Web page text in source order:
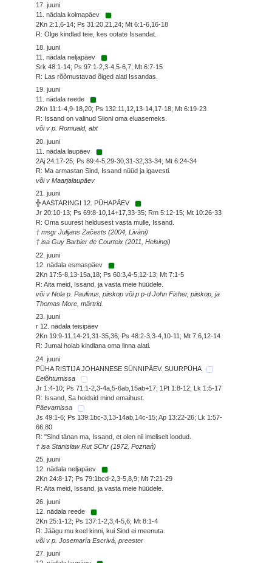
17. juuni
11. nädala kolmapäev
2Kn 2:1,6-14; Ps 31:20,21,24; Mt 6:1-6,16-18
R: Olge kindlad teie, kes ootate Issandat.
18. juuni
11. nädala neljapäev
Srk 48:1-14; Ps 97:1-2,3-4,5-6,7; Mt 6:7-15
R: Las rõõmustavad õiged alati Issandas.
19. juuni
11. nädala reede
2Kn 11:1-4,9-18,20; Ps 132:11,12,13-14,17-18; Mt 6:19-23
R: Issand on valinud Siioni oma eluasemeks.
või v p. Romuald, abt
20. juuni
11. nädala laupäev
2Aj 24:17-25; Ps 89:4-5,29-30,31-32,33-34; Mt 6:24-34
R: Ma armastan Sind, Issand nüüd ja igavesti.
või v Maarjalaupäev
21. juuni
╬ AASTARINGI 12. PÜHAPÄEV
Jr 20:10-13; Ps 69:8-10,14+17,33-35; Rm 5:12-15; Mt 10:26-33
R: Oma suurest heldusest vasta mulle, Issand.
† msgr Julijans Začests (2004, Līvāni)
† isa Guy Barbier de Courteix (2011, Helsingi)
22. juuni
12. nädala esmaspäev
2Kn 17:5-8,13-15a,18; Ps 60:3,4-5,12-13; Mt 7:1-5
R: Aita meid, Issand, ja vasta meie hüüdele.
või v Nola p. Paulinus, piiskop või p p-d John Fisher, piiskop, ja
Thomas More, märtrid.
23. juuni
r 12. nädala teisipäev
2Kn 19:9-11,14-21,31-35,36; Ps 48:2-3,3-4,10-11; Mt 7:6,12-14
R: Jumal hoiab kindlana oma linna alati.
24. juuni
PÜHA RISTIJA JOHANNESE SÜNNIPÄEV. SUURPÜHA
Eelõhtumissa
Jr 1:4-10; Ps 71:1-2,3-4a,5-6ab,15ab+17; 1Pt 1:8-12; Lk 1:5-17
R: Issand, Sa hoidsid mind emaihust.
Päevamissa
Js 49:1-6; Ps 139:1bc-3,13-14ab,14c-15; Ap 13:22-26; Lk 1:57-
66,80
R: "Sind tänan ma, Issand, et olen nii imeliselt loodud.
† isa Stanisław Rut SChr (1972, Poznań)
25. juuni
12. nädala neljapäev
2Kn 24:8-17; Ps 79:1bcd-2,3-5,8,9; Mt 7:21-29
R: Aita meid, Issand, ja vasta meie hüüdele.
26. juuni
12. nädala reede
2Kn 25:1-12; Ps 137:1-2,3,4-5,6; Mt 8:1-4
R: Jäägu mu keel kinni, kui Sind ei meenuta.
või v p. Josemaría Escrivá, preester
27. juuni